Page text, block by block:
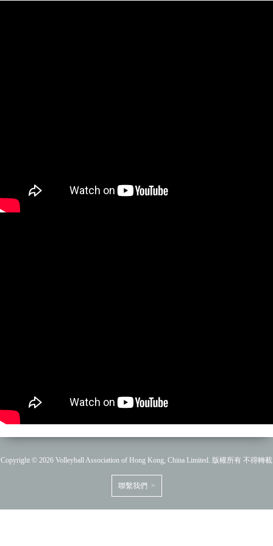
Copyright © 2026 Volleyball Association of Hong Kong, China Limited. 版權所有 不得轉載
聯繫我們 >